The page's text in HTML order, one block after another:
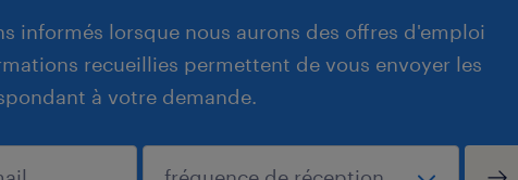
informés lorsque nous aurons des offres d'emploi
recueillies permettent de vous envoyer les
à votre demande.